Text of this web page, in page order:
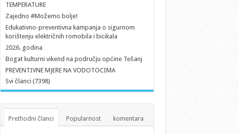
TEMPERATURE
Zajedno #Možemo bolje!
Edukativno-preventivna kampanja o sigurnom
korištenju električnih romobila i bicikala
2026. godina
Bogat kulturni vikend na području općine Tešanj
PREVENTIVNE MJERE NA VODOTOCIMA
Svi članci (7398)
Prethodni članci Popularnost komentara